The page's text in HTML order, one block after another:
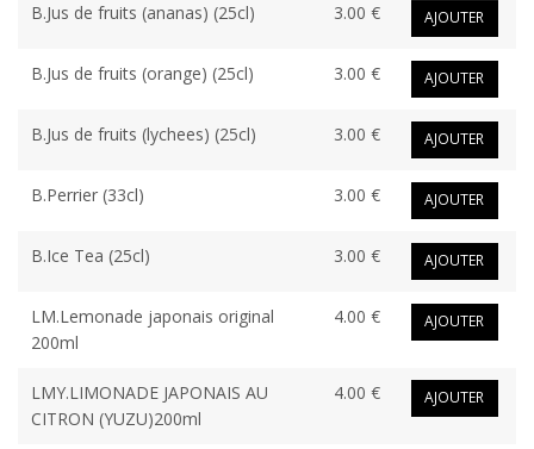
B.Jus de fruits (ananas) (25cl) 3.00 € AJOUTER
B.Jus de fruits (orange) (25cl) 3.00 € AJOUTER
B.Jus de fruits (lychees) (25cl) 3.00 € AJOUTER
B.Perrier (33cl) 3.00 € AJOUTER
B.Ice Tea (25cl) 3.00 € AJOUTER
LM.Lemonade japonais original
200ml
4.00 € AJOUTER
LMY.LIMONADE JAPONAIS AU
CITRON (YUZU)200ml
4.00 € AJOUTER